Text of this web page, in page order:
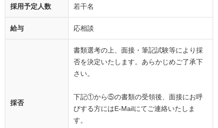
採用予定人数 若干名
給与 応相談
採否
書類選考の上、面接・筆記試験等により採
否を決定いたします。あらかじめご了承下
さい。
下記①から⑤の書類の受領後、面接にお呼
びする方にはE-Mailにてご連絡いたしま
す。